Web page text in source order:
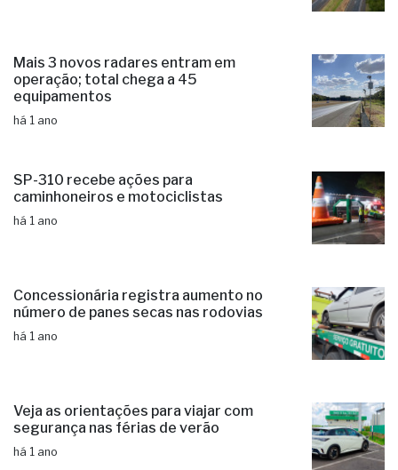
Mais 3 novos radares entram em
operação; total chega a 45
equipamentos
há 1 ano
SP-310 recebe ações para
caminhoneiros e motociclistas
há 1 ano
Concessionária registra aumento no
número de panes secas nas rodovias
há 1 ano
Veja as orientações para viajar com
segurança nas férias de verão
há 1 ano